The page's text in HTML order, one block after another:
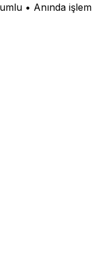
• Anında işlem